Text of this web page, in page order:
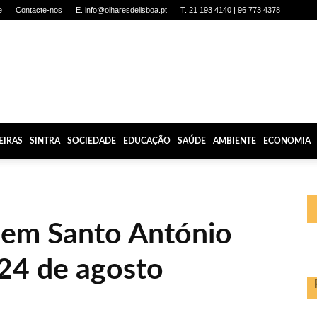
Contacte-nos E. info@olharesdelisboa.pt T. 21 193 4140 | 96 773 4378
SINTRA SOCIEDADE EDUCAÇÃO SAÚDE AMBIENTE ECONOMIA
Santo António
de agosto